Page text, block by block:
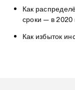
Как
сроки — в 2020
Как избыток